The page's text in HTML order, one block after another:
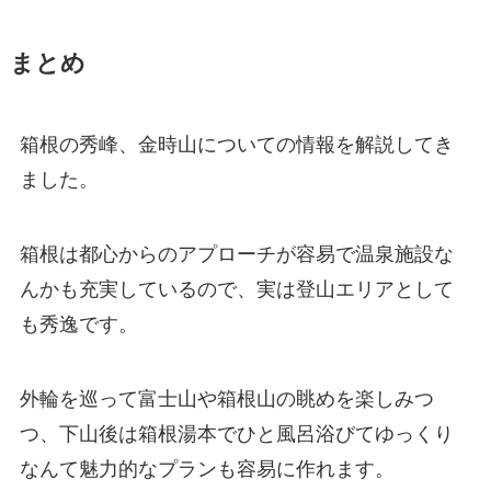
まとめ
箱根の秀峰、金時山についての情報を解説してき
ました。
箱根は都心からのアプローチが容易で温泉施設な
んかも充実しているので、実は登山エリアとして
も秀逸です。
外輪を巡って富士山や箱根山の眺めを楽しみつ
つ、下山後は箱根湯本でひと風呂浴びてゆっくり
なんて魅力的なプランも容易に作れます。